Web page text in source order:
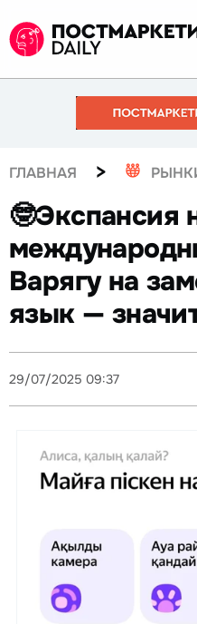
ГЛАВНАЯ >
🤓Экспансия
Варягу на
язык —
29/07/2025 09:37